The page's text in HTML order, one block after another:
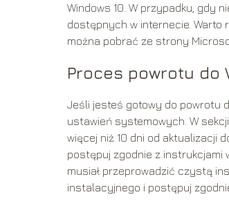
Windows 10. W przypadku, gdy
dostępnych w internecie. Warto
można pobrać ze strony
Proces powrotu do
Jeśli jesteś gotowy do powrotu
ustawień systemowych. W
więcej niż 10 dni od aktualizacji
postępuj zgodnie z instrukcjami
musiał przeprowadzić czystą
instalacyjnego i postępuj